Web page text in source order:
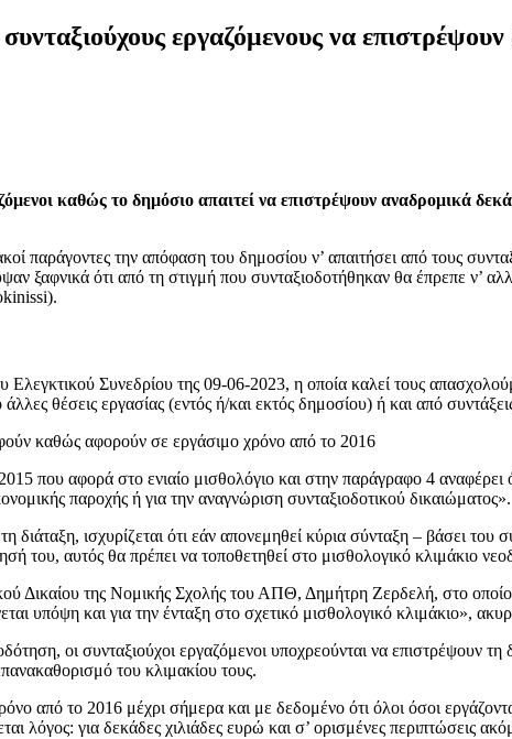
εργαζόμενους να επιστρέψουν
καθώς το δημόσιο απαιτεί να επιστρέψουν αναδρομικά
παράγοντες την απόφαση του δημοσίου ν’ απαιτήσει από τους
ξαφνικά ότι από τη στιγμή που συνταξιοδοτήθηκαν θα έπρεπε ν’
Συνεδρίου της 09-06-2023, η οποία καλεί τους
θέσεις εργασίας (εντός ή/και εκτός δημοσίου) ή και από
καθώς αφορούν σε εργάσιμο χρόνο από το 2016
που αφορά στο ενιαίο μισθολόγιο και στην παράγραφο 4 αναφέρει
παροχής ή για την αναγνώριση συνταξιοδοτικού δικαιώματος».
διάταξη, ισχυρίζεται ότι εάν απονεμηθεί κύρια σύνταξη – βάσει
του, αυτός θα πρέπει να τοποθετηθεί στο μισθολογικό κλιμάκιο
Δικαίου της Νομικής Σχολής του ΑΠΘ, Δημήτρη Ζερδελή, στο οποίο
υπόψη και για την ένταξη στο σχετικό μισθολογικό κλιμάκιο»,
οι συνταξιούχοι εργαζόμενοι υποχρεούνται να επιστρέψουν
του κλιμακίου τους.
από το 2016 μέχρι σήμερα και με δεδομένο ότι όλοι όσοι
λόγος: για δεκάδες χιλιάδες ευρώ και σ’ ορισμένες περιπτώσεις